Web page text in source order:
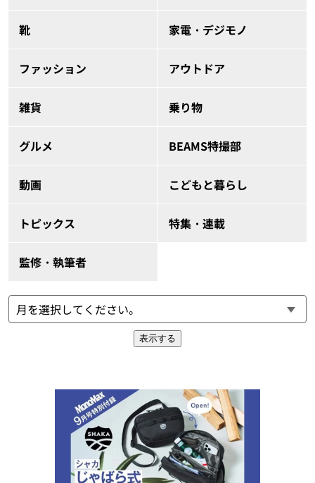
靴 家電・デジモノ
ファッション アウトドア
雑貨 乗り物
グルメ BEAMS特撮部
動画 こどもと暮らし
トピックス 特集・連載
監修・執筆者
表示する